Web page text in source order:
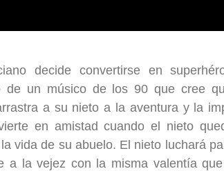
decide convertirse en
de un músico de los 90 que cree
a su nieto a la aventura y la
en amistad cuando el nieto
vida de su abuelo. El nieto luchará
a la vejez con la misma valentía